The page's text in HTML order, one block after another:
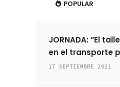
POPULAR
JORNADA: “El
en el transporte
17 SEPTIEMBRE 2021